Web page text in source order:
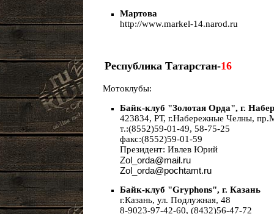
Мартова
http://www.markel-14.narod.ru
Республика Татарстан-16
Мотоклубы:
Байк-клуб "Золотая Орда", г.
423834, РТ, г.Набережные Челны,
т.:(8552)59-01-49, 58-75-25
факс:(8552)59-01-59
Президент: Ивлев Юрий
Zol_orda@mail.ru
Zol_orda@pochtamt.ru
Байк-клуб "Gryphons", г. Казань
г.Казань, ул. Подлужная, 48
8-9023-97-42-60, (8432)56-47-72